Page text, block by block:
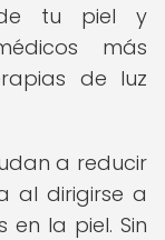
tu piel y
más
de luz
a reducir
al dirigirse a
en la piel. Sin